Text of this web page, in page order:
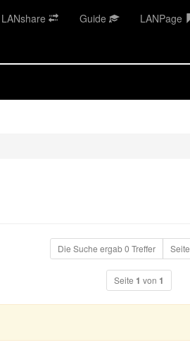
LANshare Guide LANPage
Die Suche ergab 0 Treffer Seite
Seite 1 von 1